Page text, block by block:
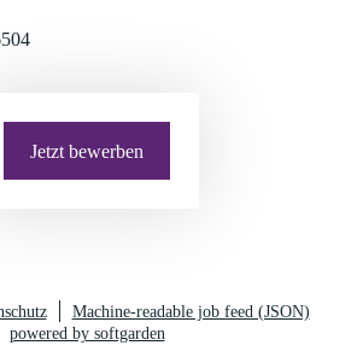
Jetzt bewerben
Machine-readable job feed (JSON)
powered by softgarden